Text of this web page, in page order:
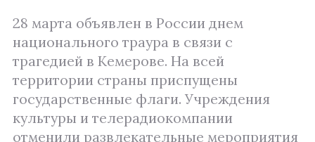
28 марта объявлен в России днем
национального траура в связи с
трагедией в Кемерове. На всей
территории страны приспущены
государственные флаги. Учреждения
культуры и телерадиокомпании
отменили развлекательные мероприятия